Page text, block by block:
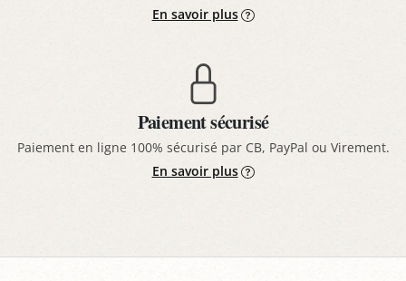
En savoir plus
Paiement sécurisé
Paiement en ligne 100% sécurisé par CB, PayPal ou Virement.
En savoir plus